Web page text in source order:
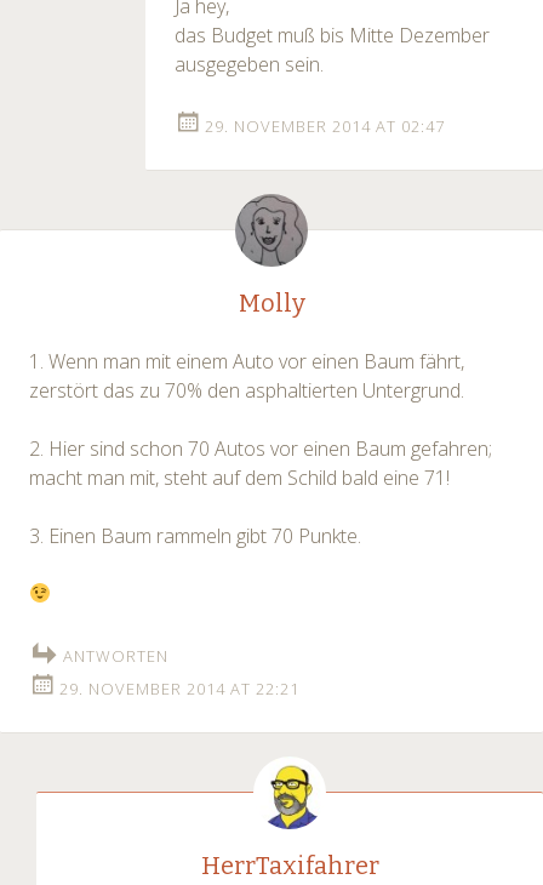
Ja hey,
das Budget muß bis Mitte Dezember
ausgegeben sein.
29. NOVEMBER 2014 AT 02:47
Molly
1. Wenn man mit einem Auto vor einen Baum fährt,
zerstört das zu 70% den asphaltierten Untergrund.
2. Hier sind schon 70 Autos vor einen Baum gefahren;
macht man mit, steht auf dem Schild bald eine 71!
3. Einen Baum rammeln gibt 70 Punkte.
ANTWORTEN
29. NOVEMBER 2014 AT 22:21
HerrTaxifahrer